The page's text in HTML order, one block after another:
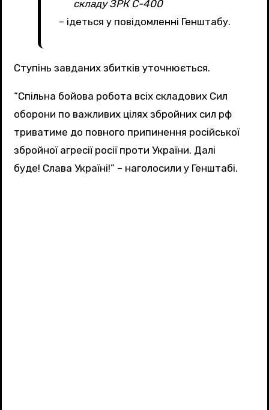
складу ЗРК С-400
– ідеться у повідомленні Генштабу.
Ступінь завданих збитків уточнюється.
“Спільна бойова робота всіх складових Сил
оборони по важливих цілях збройних сил рф
триватиме до повного припинення російської
збройної агресії росії проти України. Далі
буде! Слава Україні!” – наголосили у Генштабі.